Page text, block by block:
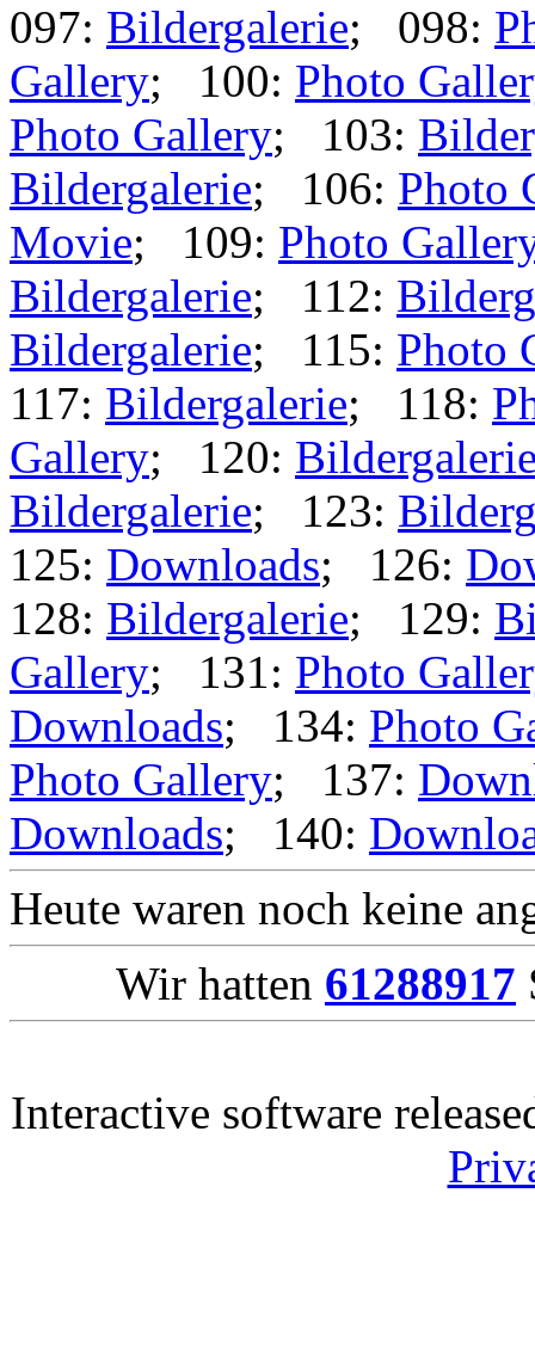
097: Bildergalerie; 098:
Gallery; 100: Photo
Photo Gallery; 103:
Bildergalerie; 106: Photo
Movie; 109: Photo
Bildergalerie; 112:
Bildergalerie; 115: Photo
117: Bildergalerie; 118:
Gallery; 120:
Bildergalerie; 123:
125: Downloads; 126:
128: Bildergalerie; 129:
Gallery; 131: Photo
Downloads; 134: Photo
Photo Gallery; 137:
Downloads; 140:
Heute waren noch keine
Wir hatten 61288917
Interactive software